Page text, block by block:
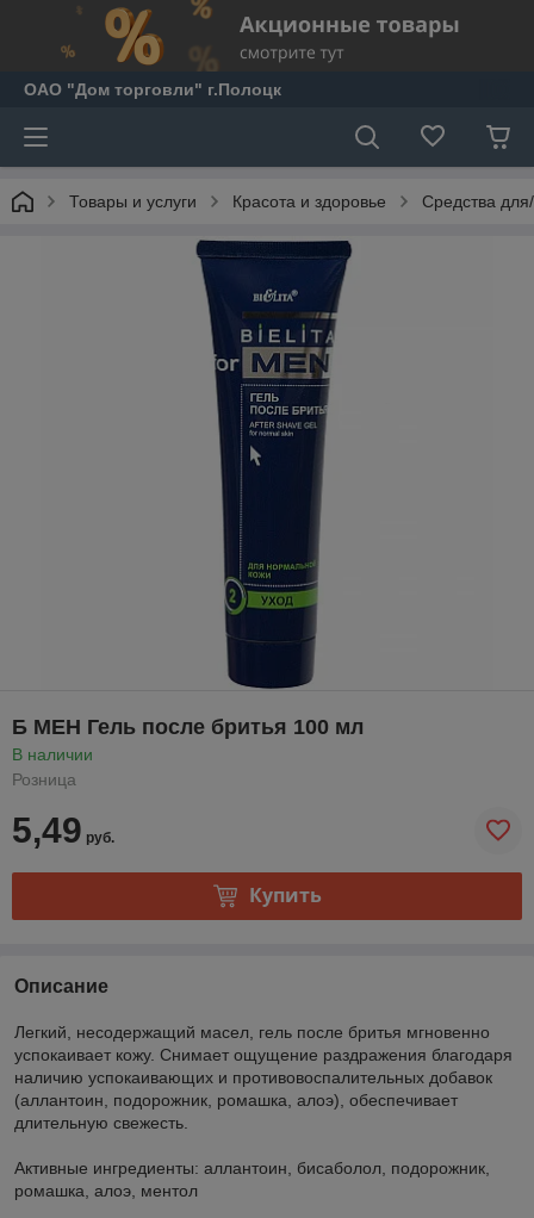
ОАО "Дом торговли" г.Полоцк
Товары и услуги Красота и здоровье Средства
Б МЕН Гель после бритья 100 мл
В наличии
Розница
5,49 руб.
Купить
Описание
Легкий, несодержащий масел, гель после бритья мгновенно
успокаивает кожу. Снимает ощущение раздражения благодаря
наличию успокаивающих и противовоспалительных добавок
(аллантоин, подорожник, ромашка, алоэ), обеспечивает
длительную свежесть.
Активные ингредиенты: аллантоин, бисаболол, подорожник,
ромашка, алоэ, ментол